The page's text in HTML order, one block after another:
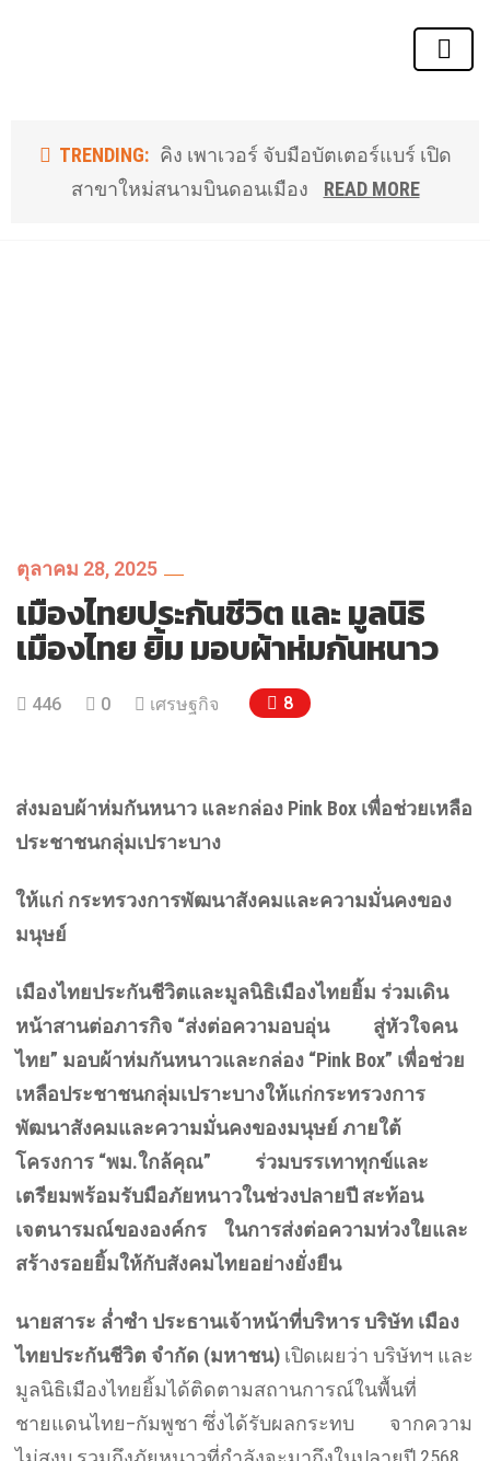
TRENDING: คิง เพาเวอร์ จับมือบัตเตอร์แบร์ เปิด
สาขาใหม่สนามบินดอนเมือง
READ MORE
TRENDING: คิง เพาเวอร์ จับมือบัตเตอร์แบร์ เปิด
TRENDING: กบข ทำถึง ผลตอบแทนปี 68เกือบ 6%
READ MORE
TRENDING: อัสสเดช ประกาศแผน 3 ปี ตลาดฯใช้
กลยุทธ์เคาะประตู บจ รับผิดชอบ CG
ตุลาคม 28, 2025
เมืองไทยประกันชีวิต และ มูลนิธิ
เมืองไทย ยิ้ม มอบผ้าห่มกันหนาว
446 0 เศรษฐกิจ 8
ส่งมอบผ้าห่มกันหนาว และกล่อง Pink Box เพื่อช่วยเหลือ
ประชาชนกลุ่มเปราะบาง
ให้แก่ กระทรวงการพัฒนาสังคมและความมั่นคงของ
มนุษย์
เมืองไทยประกันชีวิตและมูลนิธิเมืองไทยยิ้ม ร่วมเดิน
หน้าสานต่อภารกิจ “ส่งต่อความอบอุ่น สู่หัวใจคน
ไทย” มอบผ้าห่มกันหนาวและกล่อง “Pink Box” เพื่อช่วย
เหลือประชาชนกลุ่มเปราะบางให้แก่กระทรวงการ
พัฒนาสังคมและความมั่นคงของมนุษย์ ภายใต้
โครงการ “พม.ใกล้คุณ” ร่วมบรรเทาทุกข์และ
เตรียมพร้อมรับมือภัยหนาวในช่วงปลายปี สะท้อน
เจตนารมณ์ขององค์กร ในการส่งต่อความห่วงใยและ
สร้างรอยยิ้มให้กับสังคมไทยอย่างยั่งยืน
นายสาระ ล่ำซำ ประธานเจ้าหน้าที่บริหาร บริษัท เมือง
ไทยประกันชีวิต จำกัด (มหาชน) เปิดเผยว่า บริษัทฯ และ
มูลนิธิเมืองไทยยิ้มได้ติดตามสถานการณ์ในพื้นที่
ชายแดนไทย–กัมพูชา ซึ่งได้รับผลกระทบ จากความ